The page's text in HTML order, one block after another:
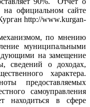
на официальном сайте
http://www.kurgan-
по мнению
муниципальными
на замещение
сведений о доходах,
характера.
предоставляемых
самоуправления
находиться в сфере